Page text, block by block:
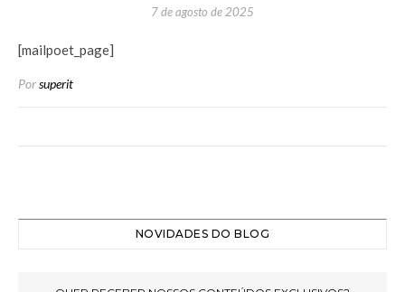
7 de agosto de 2025
[mailpoet_page]
Porsuperit
NOVIDADES DO BLOG